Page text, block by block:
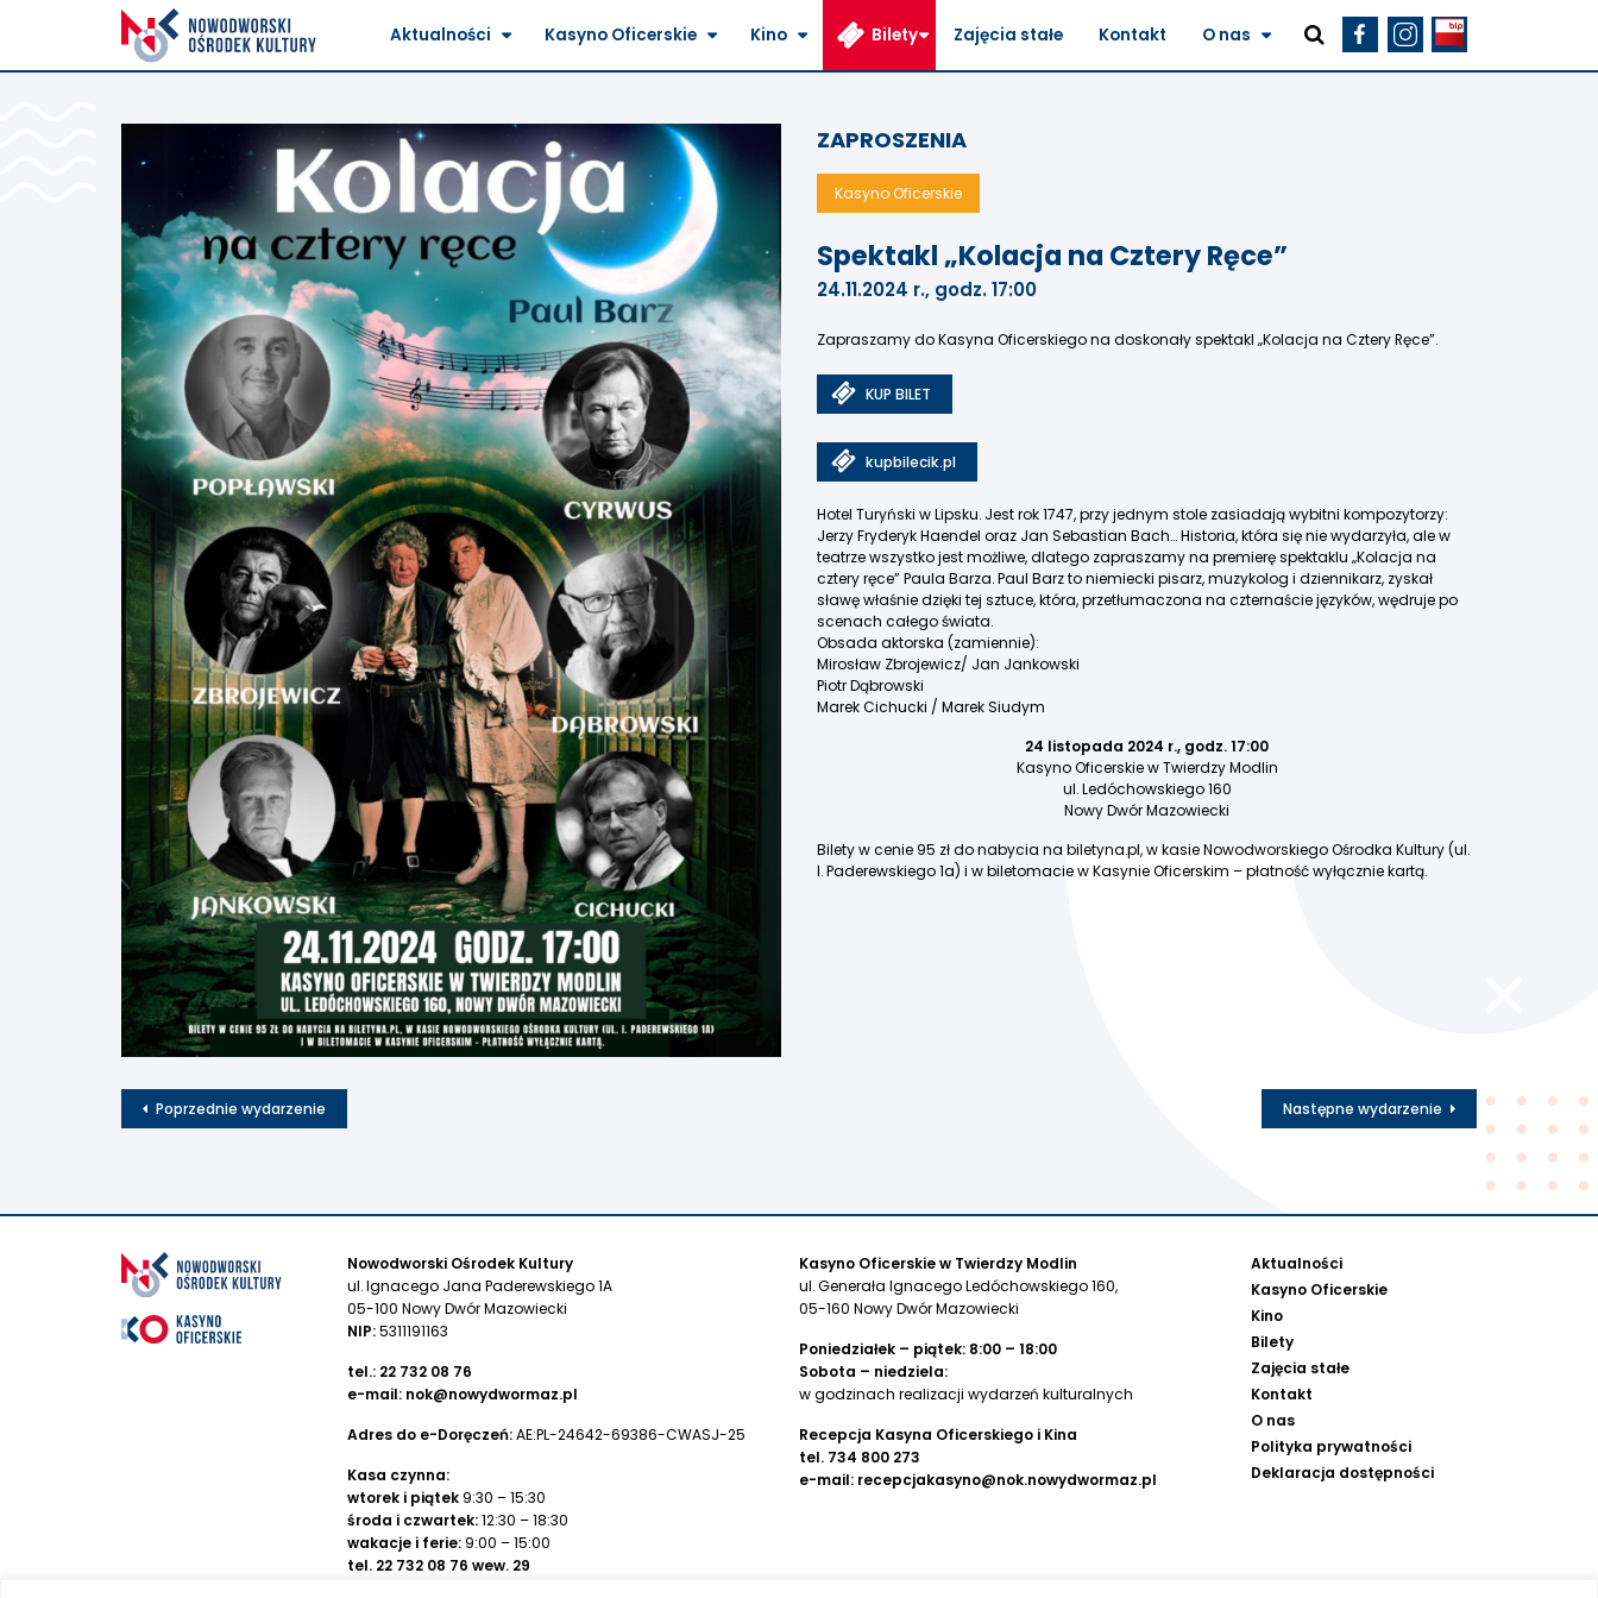
Aktualności Kasyno Oficerskie Kino Bilety Zajęcia stałe Kontakt O nas
ZAPROSZENIA
Kasyno Oficerskie
Spektakl „Kolacja na Cztery Ręce”
24.11.2024 r., godz. 17:00
Zapraszamy do Kasyna Oficerskiego na doskonały spektakl „Kolacja na Cztery Ręce”.
KUP BILET
kupbilecik.pl
Hotel Turyński w Lipsku. Jest rok 1747, przy jednym stole zasiadają wybitni kompozytorzy:
Jerzy Fryderyk Haendel oraz Jan Sebastian Bach… Historia, która się nie wydarzyła, ale w
teatrze wszystko jest możliwe, dlatego zapraszamy na premierę spektaklu „Kolacja na
cztery ręce” Paula Barza. Paul Barz to niemiecki pisarz, muzykolog i dziennikarz, zyskał
sławę właśnie dzięki tej sztuce, która, przetłumaczona na czternaście języków, wędruje po
scenach całego świata.
Obsada aktorska (zamiennie):
Mirosław Zbrojewicz/ Jan Jankowski
Piotr Dąbrowski
Marek Cichucki / Marek Siudym
24 listopada 2024 r., godz. 17:00
Kasyno Oficerskie w Twierdzy Modlin
ul. Ledóchowskiego 160
Nowy Dwór Mazowiecki
Bilety w cenie 95 zł do nabycia na biletyna.pl, w kasie Nowodworskiego Ośrodka Kultury (ul.
I. Paderewskiego 1a) i w biletomacie w Kasynie Oficerskim – płatność wyłącznie kartą.
Poprzednie wydarzenie Następne wydarzenie
Nowodworski Ośrodek Kultury
ul. Ignacego Jana Paderewskiego 1A
05-100 Nowy Dwór Mazowiecki
NIP:5311191163
tel.: 22 732 08 76
e-mail: nok@nowydwormaz.pl
Adres do e-Doręczeń:AE:PL-24642-69386-CWASJ-25
Kasa czynna:
wtorek i piątek9:30 – 15:30
środa i czwartek:12:30 – 18:30
wakacje i ferie:9:00 – 15:00
tel. 22 732 08 76 wew. 29
Kasyno Oficerskie w Twierdzy Modlin
ul. Generała Ignacego Ledóchowskiego 160,
05-160 Nowy Dwór Mazowiecki
Poniedziałek – piątek: 8:00 – 18:00
Sobota – niedziela:
w godzinach realizacji wydarzeń kulturalnych
Recepcja Kasyna Oficerskiego i Kina
tel. 734 800 273
e-mail: recepcjakasyno@nok.nowydwormaz.pl
Aktualności
Kasyno Oficerskie
Kino
Bilety
Zajęcia stałe
Kontakt
O nas
Polityka prywatności
Deklaracja dostępności